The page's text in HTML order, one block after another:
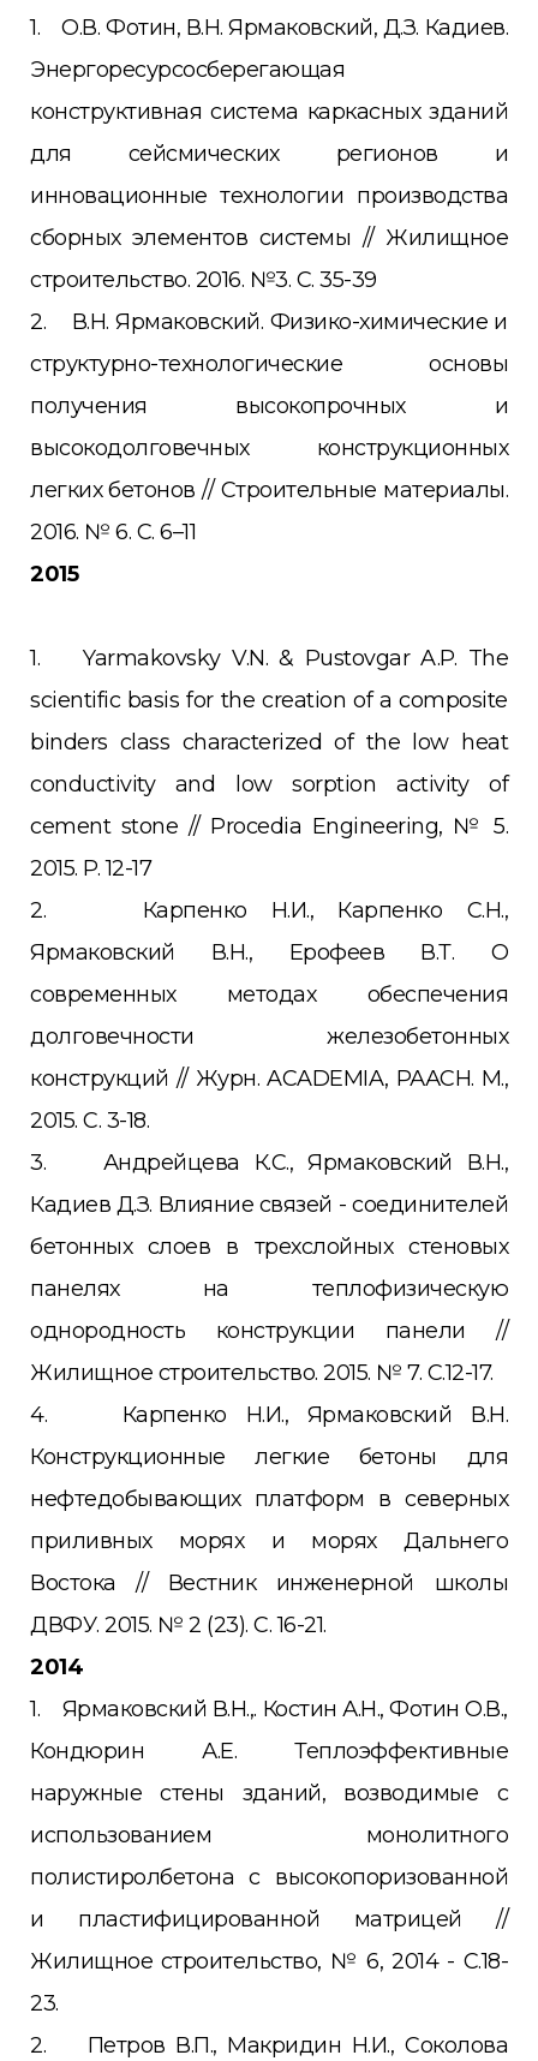
1. О.В. Фотин, В.Н. Ярмаковский, Д.З. Кадиев.
Энергоресурсосберегающая
конструктивная система каркасных зданий
для сейсмических регионов и
инновационные технологии производства
сборных элементов системы // Жилищное
строительство. 2016. №3. С. 35-39
2. В.Н. Ярмаковский. Физико-химические и
структурно-технологические основы
получения высокопрочных и
высокодолговечных конструкционных
легких бетонов // Строительные материалы.
2016. № 6. С. 6–11
2015
1. Yarmakovsky V.N. & Pustovgar A.P. The
scientific basis for the creation of a composite
binders class characterized of the low heat
conductivity and low sorption activity of
cement stone // Procedia Engineering, № 5.
2015. P. 12-17
2. Карпенко Н.И., Карпенко С.Н.,
Ярмаковский В.Н., Ерофеев В.Т. О
современных методах обеспечения
долговечности железобетонных
конструкций // Журн. ACADEMIA, РААСН. М.,
2015. С. 3-18.
3. Андрейцева К.С., Ярмаковский В.Н.,
Кадиев Д.З. Влияние связей - соединителей
бетонных слоев в трехслойных стеновых
панелях на теплофизическую
однородность конструкции панели //
Жилищное строительство. 2015. № 7. С.12-17.
4. Карпенко Н.И., Ярмаковский В.Н.
Конструкционные легкие бетоны для
нефтедобывающих платформ в северных
приливных морях и морях Дальнего
Востока // Вестник инженерной школы
ДВФУ. 2015. № 2 (23). С. 16-21.
2014
1. Ярмаковский В.Н.,. Костин А.Н., Фотин О.В.,
Кондюрин А.Е. Теплоэффективные
наружные стены зданий, возводимые с
использованием монолитного
полистиролбетона с высокопоризованной
и пластифицированной матрицей //
Жилищное строительство, № 6, 2014 - С.18-
23.
2. Петров В.П., Макридин Н.И., Соколова